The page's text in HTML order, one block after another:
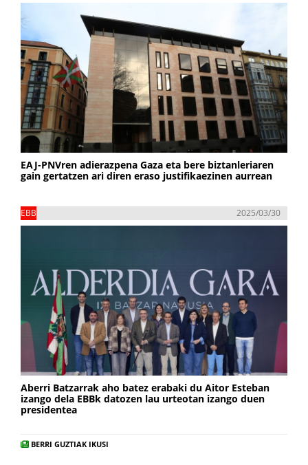
EAJ-PNVren adierazpena Gaza eta bere biztanleriaren
gain gertatzen ari diren eraso justifikaezinen aurrean
EBB 2025/03/30
Aberri Batzarrak aho batez erabaki du Aitor Esteban
izango dela EBBk datozen lau urteotan izango duen
presidentea
BERRI GUZTIAK IKUSI